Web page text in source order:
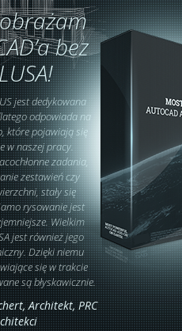
bez
jest dedykowana
odpowiada na
które pojawiają się
w naszej pracy.
zadania,
zestawień czy
stały się
rysowanie jest
Wielkim
jest również jego
Dzięki niemu
się w trakcie
są błyskawicznie.
Architekt, PRC